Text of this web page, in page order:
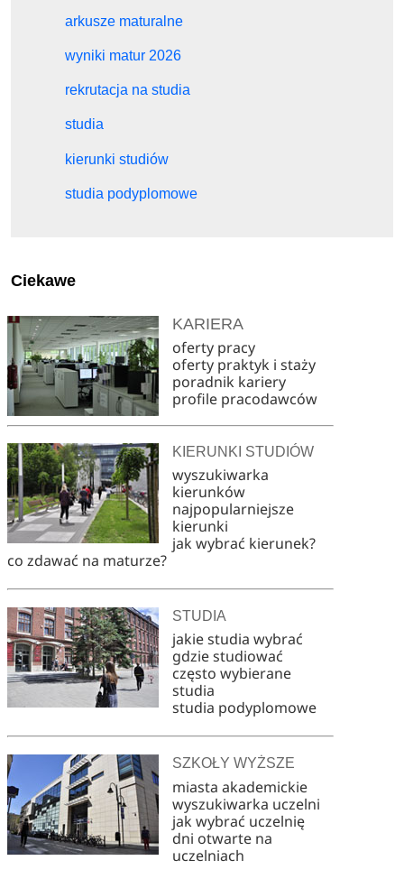
arkusze maturalne
wyniki matur 2026
rekrutacja na studia
studia
kierunki studiów
studia podyplomowe
Ciekawe
KARIERA
oferty pracy
oferty praktyk i staży
poradnik kariery
profile pracodawców
KIERUNKI STUDIÓW
wyszukiwarka
kierunków
najpopularniejsze
kierunki
jak wybrać kierunek?
co zdawać na maturze?
STUDIA
jakie studia wybrać
gdzie studiować
często wybierane
studia
studia podyplomowe
SZKOŁY WYŻSZE
miasta akademickie
wyszukiwarka uczelni
jak wybrać uczelnię
dni otwarte na
uczelniach